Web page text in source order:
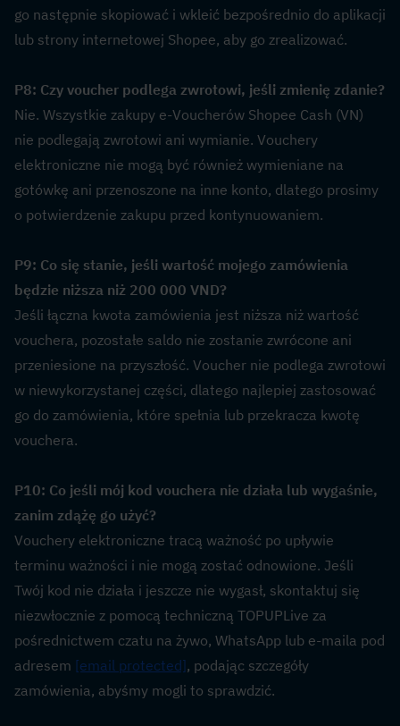
go następnie skopiować i wkleić bezpośrednio do aplikacji
lub strony internetowej Shopee, aby go zrealizować.
Nie. Wszystkie zakupy e-Voucherów Shopee Cash (VN)
nie podlegają zwrotowi ani wymianie. Vouchery
elektroniczne nie mogą być również wymieniane na
gotówkę ani przenoszone na inne konto, dlatego prosimy
o potwierdzenie zakupu przed kontynuowaniem.
P9: Co się stanie, jeśli wartość mojego zamówienia
będzie niższa niż 200 000 VND?
Jeśli łączna kwota zamówienia jest niższa niż wartość
vouchera, pozostałe saldo nie zostanie zwrócone ani
przeniesione na przyszłość. Voucher nie podlega zwrotowi
w niewykorzystanej części, dlatego najlepiej zastosować
go do zamówienia, które spełnia lub przekracza kwotę
vouchera.
P10: Co jeśli mój kod vouchera nie działa lub wygaśnie,
zanim zdążę go użyć?
Vouchery elektroniczne tracą ważność po upływie
terminu ważności i nie mogą zostać odnowione. Jeśli
Twój kod nie działa i jeszcze nie wygasł, skontaktuj się
niezwłocznie z pomocą techniczną TOPUPLive za
pośrednictwem czatu na żywo, WhatsApp lub e-maila pod
adresem [email protected], podając szczegóły
zamówienia, abyśmy mogli to sprawdzić.